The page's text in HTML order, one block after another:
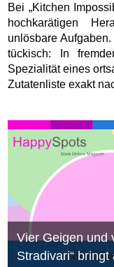
Bei „Kitchen
hochkarätigen
unlösbare
tückisch: In
Spezialität eines
Zutatenliste exakt
Vier Geigen und
Stradivari“